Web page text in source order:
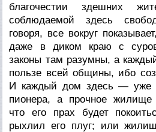
благочестии здешних
соблюдаемой здесь
говоря, все вокруг
даже в диком краю с
законы там разумны, а
пользе всей общины, ибо
И каждый дом здесь — уже
пионера, а прочное
что его прах будет
рыхлил его плуг; или